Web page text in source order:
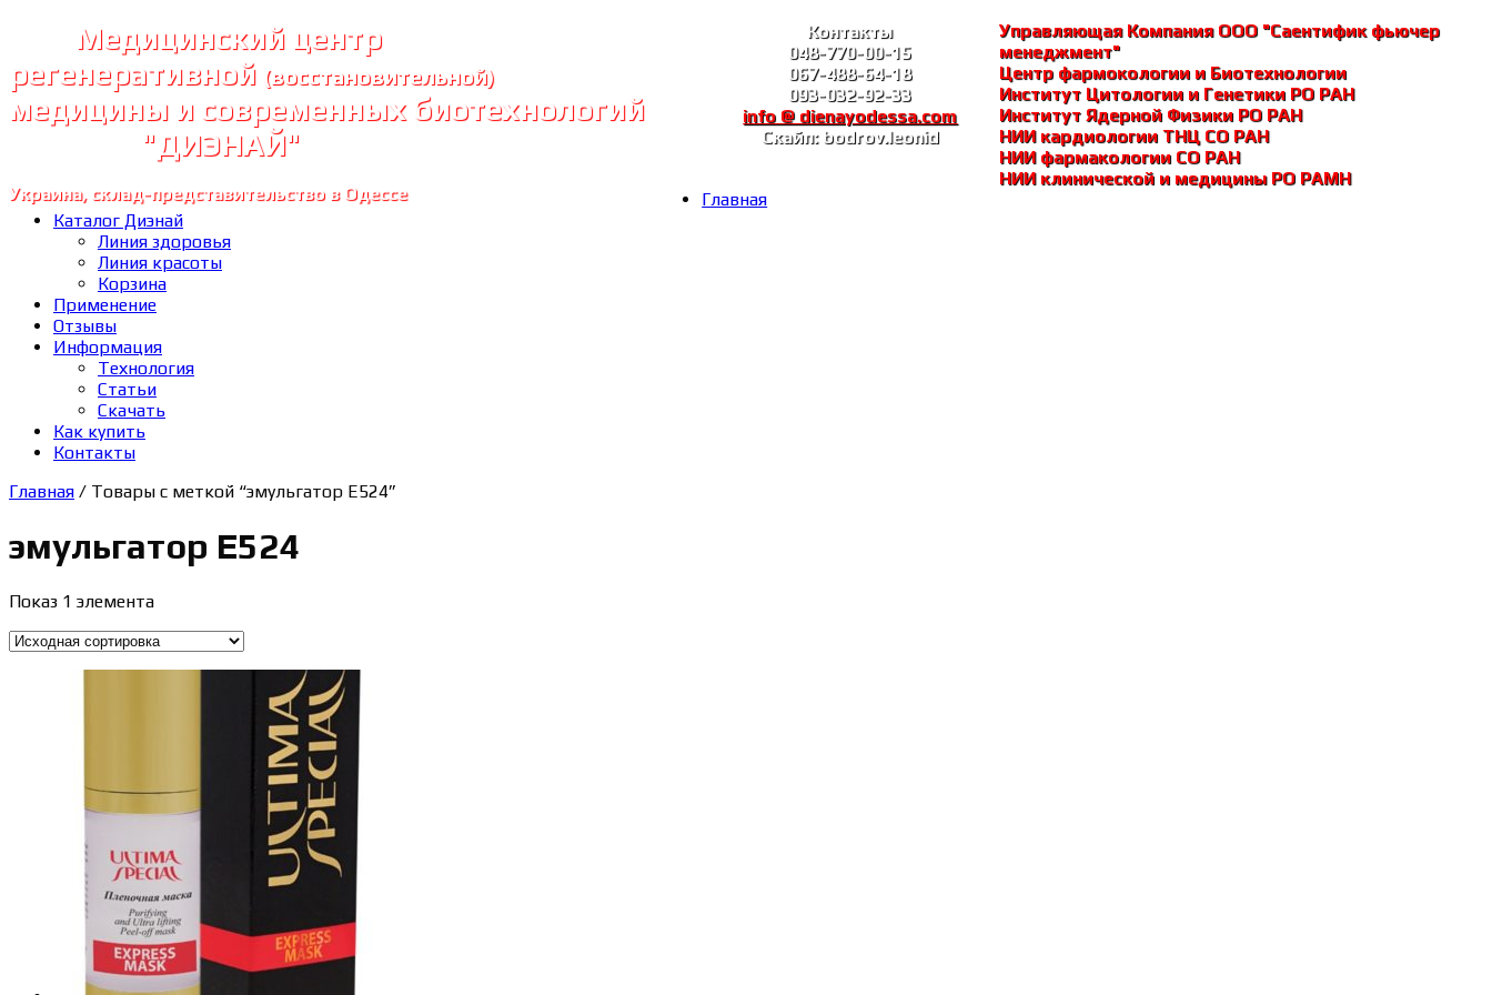
Медицинский центр
регенеративной (восстановительной)
медицины и современных биотехнологий
"ДИЭНАЙ"
Украина, склад-представительство в Одессе
Контакты
048-770-00-15
067-488-64-18
093-032-92-33
info @ dienayodessa.com
Скайп: bodrov.leonid
Управляющая Компания ООО "Саентифик фьючер
менеджмент"
Центр фармокологии и Биотехнологии
Институт Цитологии и Генетики РО РАH
Институт Ядерной Физики РО РАH
НИИ кардиологии ТНЦ СО РАH
НИИ фармакологии СО РАH
НИИ клинической и медицины РО РАМH
Главная
Каталог Диэнай
Линия здоровья
Линия красоты
Корзина
Применение
Отзывы
Информация
Технология
Статьи
Скачать
Как купить
Контакты
Главная / Товары с меткой “эмульгатор E524”
эмульгатор E524
Показ 1 элемента